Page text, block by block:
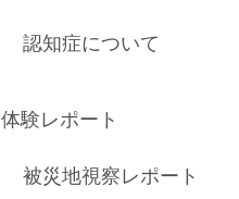
認知症について
体験レポート
被災地視察レポート